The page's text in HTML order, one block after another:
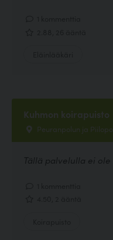
Kuhmon koirapuisto
Peuranpolun ja
Tällä palvelulla ei ole